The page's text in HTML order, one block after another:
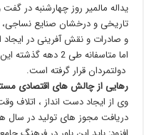
یداله مالمیر روز چهارشنبه در گفت
تاریخی و درخشان صنایع
و صادرات و نقش آفرینی در ایجاد
اما متاسفانه طی 2
دولتمردان قرار گرفته است.
رهایی از چالش های اقتصادی
وی از ایجاد دست انداز ، اتلاف
دریافت مجوز های تولید در سال